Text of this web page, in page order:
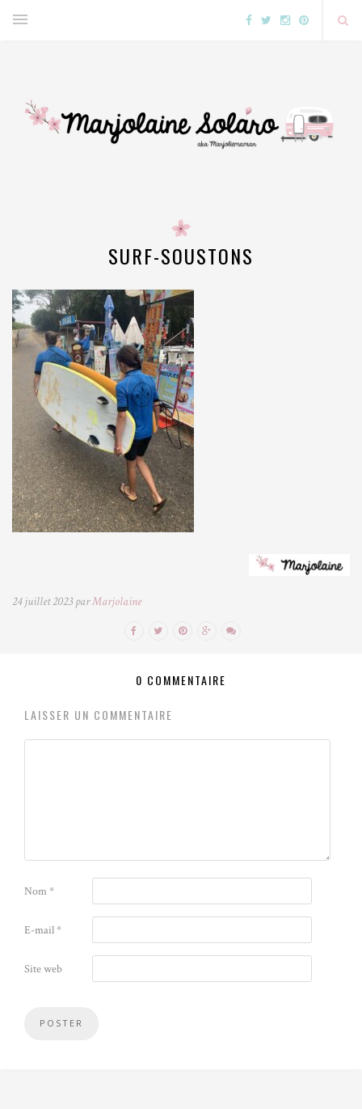
SURF-SOUSTONS
24 juillet 2023 parMarjolaine
0 COMMENTAIRE
LAISSER UN COMMENTAIRE
Nom*
E-mail*
Site web